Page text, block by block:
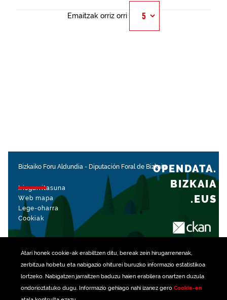
Atari honek cookie-ak erabiltzen ditu, bereak zein hirugarrenenak,
zerbitzua hobetu eta nabigazio ohiturei buruzko informazio estatistikoa
lortzeko. Nabigatzen jarraitzen baduzu haien erabilera onartzen duzula
ondorioztatuko dugu. Informazio gehiago nahi izanez gero Cookie-en
Emaitzak orriz orri
Bizkaiko Foru Aldundia - Diputación Foral de Bizkaia
Irisgarritasuna
Web mapa
Lege-oharra
Cookiak
OPENDATA.
BIZKAIA
.EUS